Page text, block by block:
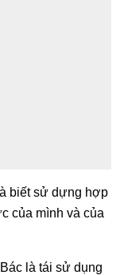
biết sử dựng hợp
của mình và của
là tái sử dụng